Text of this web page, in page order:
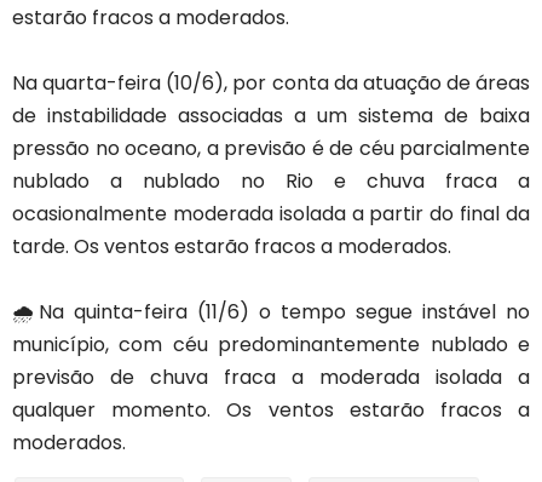
estarão fracos a moderados.
Na quarta-feira (10/6), por conta da atuação de áreas
de instabilidade associadas a um sistema de baixa
pressão no oceano, a previsão é de céu parcialmente
nublado a nublado no Rio e chuva fraca a
ocasionalmente moderada isolada a partir do final da
tarde. Os ventos estarão fracos a moderados.
🌧️Na quinta-feira (11/6) o tempo segue instável no
município, com céu predominantemente nublado e
previsão de chuva fraca a moderada isolada a
qualquer momento. Os ventos estarão fracos a
moderados.